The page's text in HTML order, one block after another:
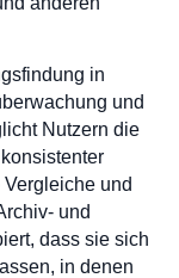
in
und
Nutzern die
und
und
dass sie sich
in denen